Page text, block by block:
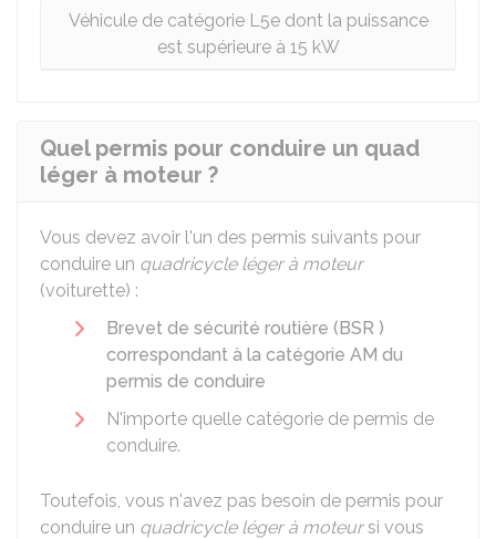
Véhicule de catégorie L5e dont la puissance
est supérieure à 15 kW
Quel permis pour conduire un quad
léger à moteur ?
Vous devez avoir l'un des permis suivants pour
conduire un quadricycle léger à moteur
(voiturette) :
Brevet de sécurité routière (BSR )
correspondant à la catégorie AM du
permis de conduire
N'importe quelle catégorie de permis de
conduire.
Toutefois, vous n'avez pas besoin de permis pour
conduire un quadricycle léger à moteursi vous